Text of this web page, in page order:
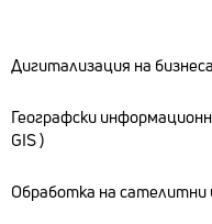
Дигитализация на
Географски
GIS )
Обработка на сателитни